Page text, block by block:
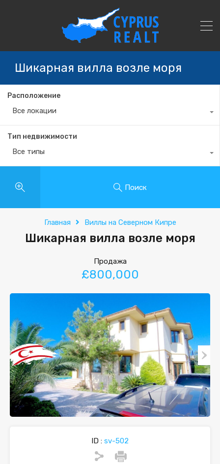
Шикарная вилла возле моря
Расположение
Все локации
Тип недвижимости
Все типы
Поиск
Главная Виллы на Северном Кипре
Шикарная вилла возле моря
Продажа
£800,000
ID : sv-502